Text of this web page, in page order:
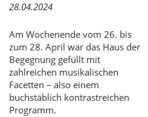
28.04.2024
Am Wochenende vom 26. bis
zum 28. April war das Haus der
Begegnung gefüllt mit
zahlreichen musikalischen
Facetten – also einem
buchstäblich kontrastreichen
Programm.